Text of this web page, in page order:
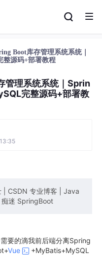
Boot库存管理系统系统｜
整源码+部署教程
管理系统系统｜Sprin
完整源码+部署教
| CSDN 专业博客 | Java
迷 SpringBoot
要的滴我前后端分离Spring
Vue
+MyBatis+MySQL